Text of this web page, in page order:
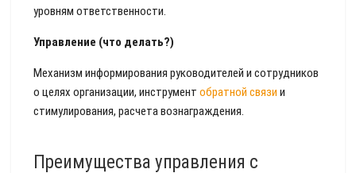
уровням ответственности.
Управление (что делать?)
Механизм информирования руководителей и сотрудников
о целях организации, инструмент обратной связи и
стимулирования, расчета вознаграждения.
Преимущества управления с